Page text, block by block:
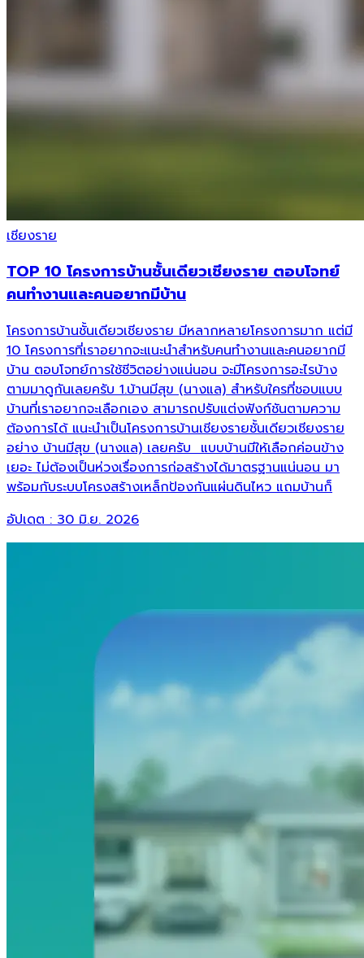
เชียงราย
TOP 10 โครงการบ้านชั้นเดียวเชียงราย ตอบโจทย์
คนทำงานและคนอยากมีบ้าน
โครงการบ้านชั้นเดียวเชียงราย มีหลากหลายโครงการมาก แต่มี
10 โครงการที่เราอยากจะแนะนำสำหรับคนทำงานและคนอยากมี
บ้าน ตอบโจทย์การใช้ชีวิตอย่างแน่นอน จะมีโครงการอะไรบ้าง
ตามมาดูกันเลยครับ 1.บ้านมีสุข (นางแล) สำหรับใครที่ชอบแบบ
บ้านที่เราอยากจะเลือกเอง สามารถปรับแต่งฟังก์ชันตามความ
ต้องการได้ แนะนำเป็นโครงการบ้านเชียงรายชั้นเดียวเชียงราย
อย่าง บ้านมีสุข (นางแล) เลยครับ แบบบ้านมีให้เลือกค่อนข้าง
เยอะ ไม่ต้องเป็นห่วงเรื่องการก่อสร้างได้มาตรฐานแน่นอน มา
พร้อมกับระบบโครงสร้างเหล็กป้องกันแผ่นดินไหว แถมบ้านก็
อัปเดต :30 มิ.ย. 2026